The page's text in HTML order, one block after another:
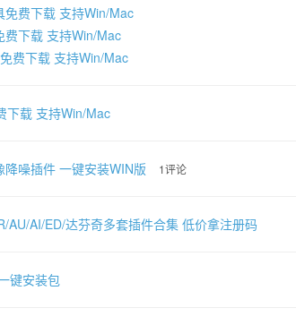
费下载 支持Win/Mac
下载 支持Win/Mac
费下载 支持Win/Mac
下载 支持Win/Mac
噪插件 一键安装WIN版 1评论
AI/ED/达芬奇多套插件合集 低价拿注册码
键安装包